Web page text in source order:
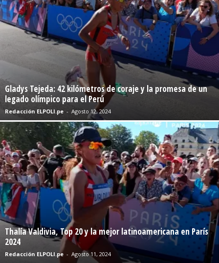
Gladys Tejeda: 42 kilómetros de coraje y la promesa de un
legado olímpico para el Perú
Redacción ELPOLI.pe - Agosto 12, 2024
Thalía Valdivia, Top 20 y la mejor latinoamericana en París
2024
Redacción ELPOLI.pe - Agosto 11, 2024